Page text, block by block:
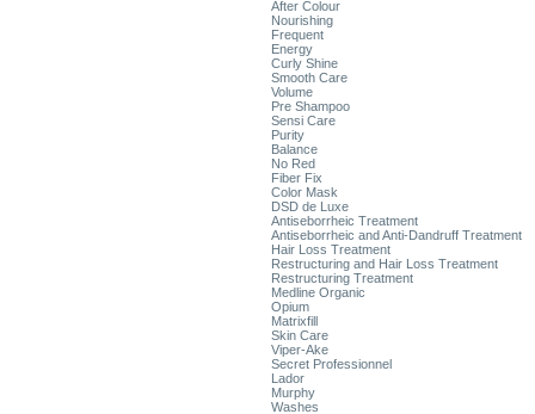
After Colour
Nourishing
Frequent
Energy
Curly Shine
Smooth Care
Volume
Pre Shampoo
Sensi Care
Purity
Balance
No Red
Fiber Fix
Color Mask
DSD de Luxe
Antiseborrheic Treatment
Antiseborrheic and Anti-Dandruff Treatment
Hair Loss Treatment
Restructuring and Hair Loss Treatment
Restructuring Treatment
Medline Organic
Opium
Matrixfill
Skin Care
Viper-Ake
Secret Professionnel
Lador
Murphy
Washes